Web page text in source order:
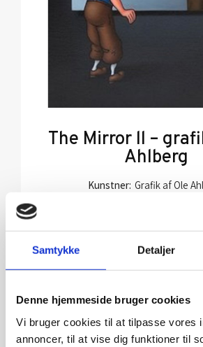
Samtykke Detaljer
Denne hjemmeside bruger cookies
Vi bruger cookies til at tilpasse vores
annoncer, til at vise dig funktioner til
The Mirror ll –
Ahlberg
Kunstner: Grafik af Ole
Tilføj til kurv